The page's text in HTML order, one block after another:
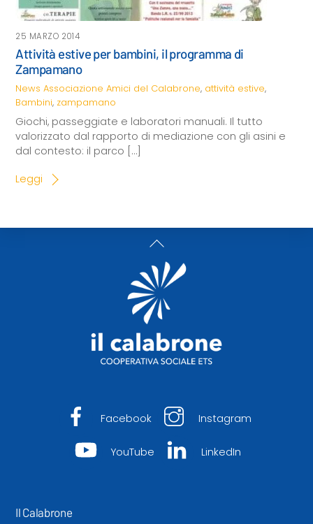
25 MARZO 2014
Attività estive per bambini, il programma di
Zampamano
News Associazione Amici del Calabrone, attività estive,
Bambini, zampamano
Giochi, passeggiate e laboratori manuali. Il tutto
valorizzato dal rapporto di mediazione con gli asini e
dal contesto: il parco […]
Leggi
Back
To
Top
Facebook Instagram
YouTube LinkedIn
Il Calabrone